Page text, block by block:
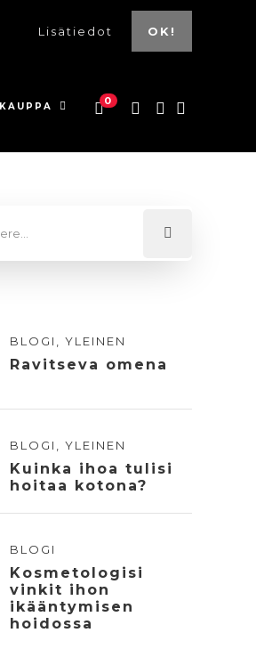
Lisätiedot OK!
KAUPPA 0
BLOGI YLEINEN
Ravitseva omena
BLOGI YLEINEN
Kuinka ihoa tulisi
hoitaa kotona?
BLOGI
Kosmetologisi
vinkit ihon
ikääntymisen
hoidossa